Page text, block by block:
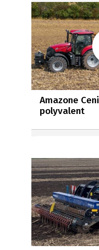
Amazone
polyvalent